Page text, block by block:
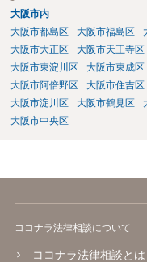
大阪市内
大阪市都島区
大阪市福島区
大阪市大正区
大阪市天王寺区
大阪市東淀川区
大阪市東成区
大阪市阿倍野区
大阪市住吉区
大阪市淀川区
大阪市鶴見区
大阪市中央区
ココナラ法律相談について
ココナラ法律相談とは